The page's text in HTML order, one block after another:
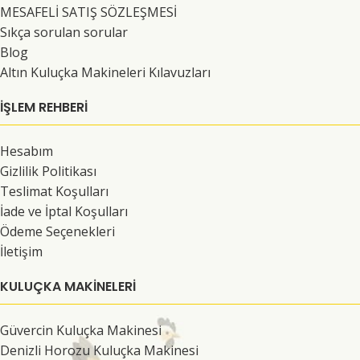
MESAFELİ SATIŞ SÖZLEŞMESİ
Sıkça sorulan sorular
Blog
Altın Kuluçka Makineleri Kılavuzları
İŞLEM REHBERİ
Hesabım
Gizlilik Politikası
Teslimat Koşulları
İade ve İptal Koşulları
Ödeme Seçenekleri
İletişim
KULUÇKA MAKINELERI
Güvercin Kuluçka Makinesi
Denizli Horozu Kuluçka Makinesi